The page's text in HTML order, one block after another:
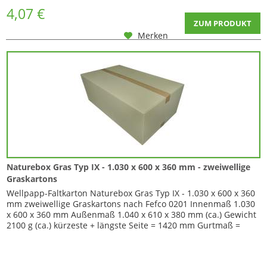
4,07 € ZUM PRODUKT
Merken
Naturebox Gras Typ IX - 1.030 x 600 x 360 mm - zweiwellige
Graskartons
Wellpapp-Faltkarton Naturebox Gras Typ IX - 1.030 x 600 x 360
mm zweiwellige Graskartons nach Fefco 0201 Innenmaß 1.030
x 600 x 360 mm Außenmaß 1.040 x 610 x 380 mm (ca.) Gewicht
2100 g (ca.) kürzeste + längste Seite = 1420 mm Gurtmaß =